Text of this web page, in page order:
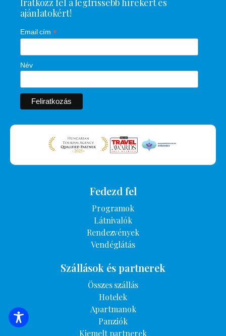
SZÁLLÁSOK KERESÉSE
Iratkozz fel a legfrissebb hírekért és
ajánlatokért!
Email cím *
Név
Fedezd fel
Programok
Látnivalók
Rendezvények
Vendéglátás
Szállások és partnerek
Összes szállás
Hotelek
Apartmanok
Panziók
Kiemelt partnerek